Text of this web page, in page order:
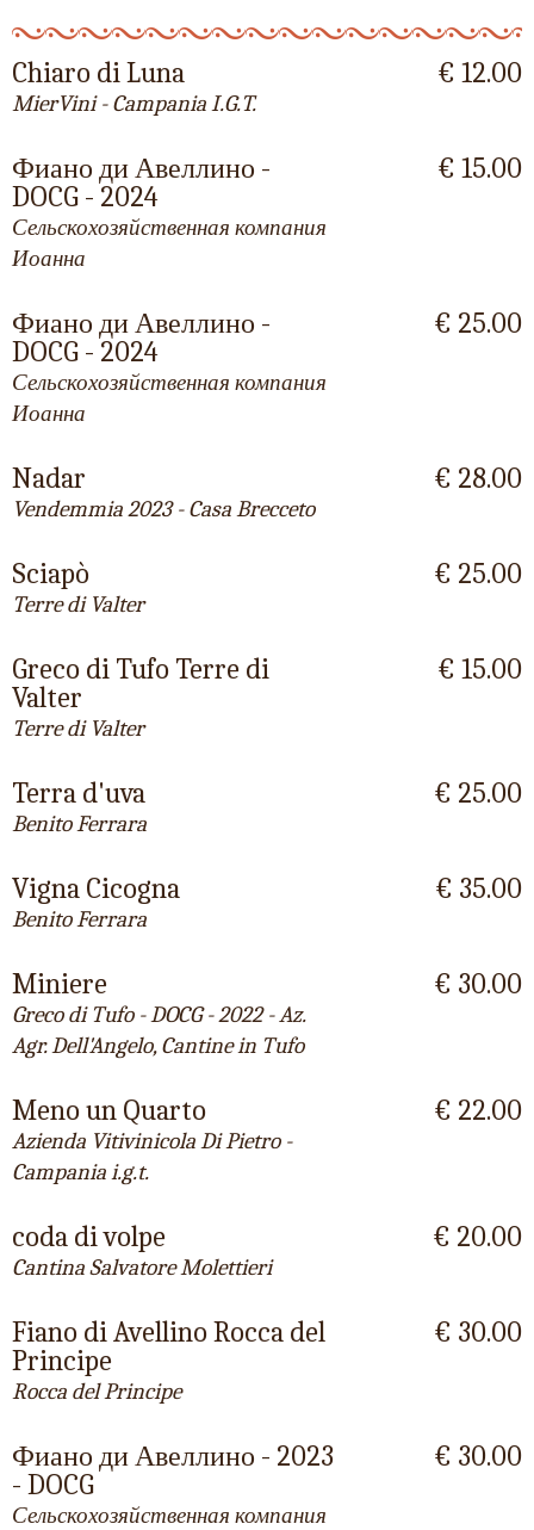
Chiaro di Luna
MierVini - Campania I.G.T.
€ 12.00
Фиано ди Авеллино -
DOCG - 2024
Сельскохозяйственная компания
Иоанна
€ 15.00
Фиано ди Авеллино -
DOCG - 2024
Сельскохозяйственная компания
Иоанна
€ 25.00
Nadar
Vendemmia 2023 - Casa Brecceto
€ 28.00
Sciapò
Terre di Valter
€ 25.00
Greco di Tufo Terre di
Valter
Terre di Valter
€ 15.00
Terra d'uva
Benito Ferrara
€ 25.00
Vigna Cicogna
Benito Ferrara
€ 35.00
Miniere
Greco di Tufo - DOCG - 2022 - Az.
Agr. Dell'Angelo, Cantine in Tufo
€ 30.00
Meno un Quarto
Azienda Vitivinicola Di Pietro -
Campania i.g.t.
€ 22.00
coda di volpe
Cantina Salvatore Molettieri
€ 20.00
Fiano di Avellino Rocca del
Principe
Rocca del Principe
€ 30.00
Фиано ди Авеллино - 2023
- DOCG
Сельскохозяйственная компания
€ 30.00